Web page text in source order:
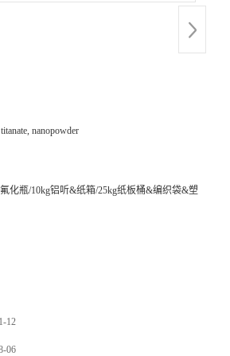
nanopowder
化瓶/10kg铝听&纸箱/25kg纸板桶&编织袋&塑
12
06